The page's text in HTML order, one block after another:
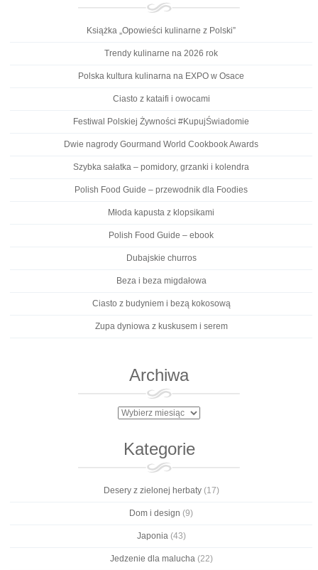
Książka „Opowieści kulinarne z Polski”
Trendy kulinarne na 2026 rok
Polska kultura kulinarna na EXPO w Osace
Ciasto z kataifi i owocami
Festiwal Polskiej Żywności #KupujŚwiadomie
Dwie nagrody Gourmand World Cookbook Awards
Szybka sałatka – pomidory, grzanki i kolendra
Polish Food Guide – przewodnik dla Foodies
Młoda kapusta z klopsikami
Polish Food Guide – ebook
Dubajskie churros
Beza i beza migdałowa
Ciasto z budyniem i bezą kokosową
Zupa dyniowa z kuskusem i serem
Archiwa
Archiwa
Kategorie
Desery z zielonej herbaty(17)
Dom i design (9)
Japonia(43)
Jedzenie dla malucha(22)